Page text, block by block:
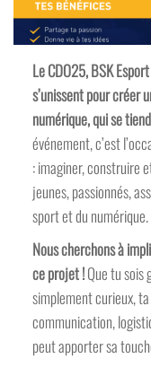
Le CDO25, BSK
s’unissent pour créer
numérique, qui se
événement, c’est
: imaginer, construire
jeunes, passionnés,
sport et du numérique.
Nous cherchons à
ce projet !Que tu
simplement curieux,
communication,
peut apporter sa